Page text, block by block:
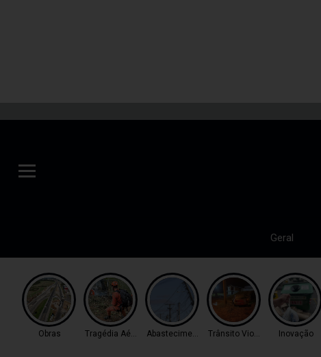
Geral
Obras Tragédia Aérea Abastecimento Trânsito Violento Inovação